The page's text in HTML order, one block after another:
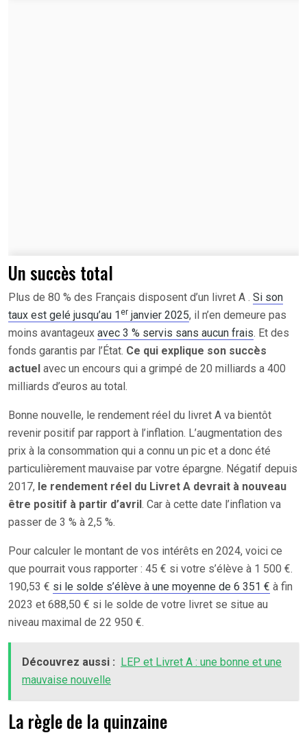
Un succès total
Plus de 80 % des Français disposent d’un livret A . Si son
taux est gelé jusqu’au 1 er janvier 2025, il n’en demeure pas
moins avantageux avec 3 % servis sans aucun frais. Et des
fonds garantis par l’État. Ce qui explique son succès
actuel avec un encours qui a grimpé de 20 milliards a 400
milliards d’euros au total.
Bonne nouvelle, le rendement réel du livret A va bientôt
revenir positif par rapport à l’inflation. L’augmentation des
prix à la consommation qui a connu un pic et a donc été
particulièrement mauvaise par votre épargne. Négatif depuis
2017, le rendement réel du Livret A devrait à nouveau
être positif à partir d’avril . Car à cette date l’inflation va
passer de 3 % à 2,5 %.
Pour calculer le montant de vos intérêts en 2024, voici ce
que pourrait vous rapporter : 45 € si votre s’élève à 1 500 €.
190,53 € si le solde s’élève à une moyenne de 6 351 € à fin
2023 et 688,50 € si le solde de votre livret se situe au
niveau maximal de 22 950 €.
Découvrez aussi :
LEP et Livret A : une bonne et une
mauvaise nouvelle
La règle de la quinzaine